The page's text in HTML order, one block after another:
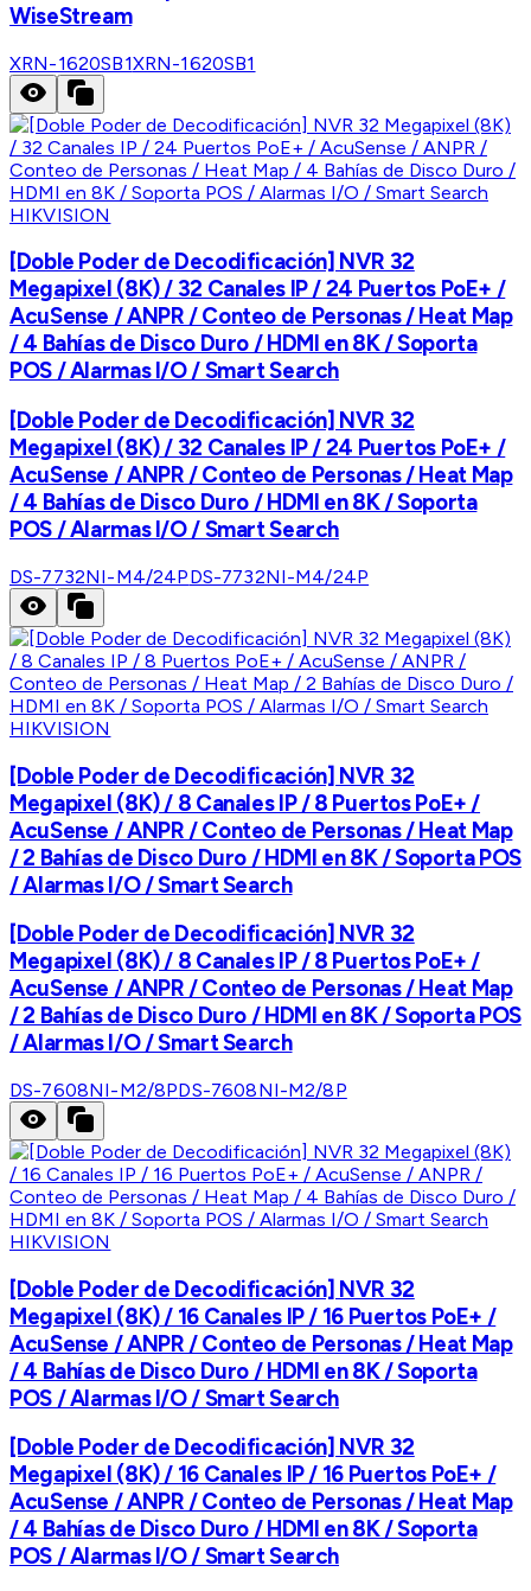
WiseStream
XRN-1620SB1XRN-1620SB1
HIKVISION
[Doble Poder de Decodificación] NVR 32
Megapixel (8K) / 32 Canales IP / 24 Puertos PoE+ /
AcuSense / ANPR / Conteo de Personas / Heat Map
/ 4 Bahías de Disco Duro / HDMI en 8K / Soporta
POS / Alarmas I/O / Smart Search
[Doble Poder de Decodificación] NVR 32
Megapixel (8K) / 32 Canales IP / 24 Puertos PoE+ /
AcuSense / ANPR / Conteo de Personas / Heat Map
/ 4 Bahías de Disco Duro / HDMI en 8K / Soporta
POS / Alarmas I/O / Smart Search
DS-7732NI-M4/24PDS-7732NI-M4/24P
HIKVISION
[Doble Poder de Decodificación] NVR 32
Megapixel (8K) / 8 Canales IP / 8 Puertos PoE+ /
AcuSense / ANPR / Conteo de Personas / Heat Map
/ 2 Bahías de Disco Duro / HDMI en 8K / Soporta POS
/ Alarmas I/O / Smart Search
[Doble Poder de Decodificación] NVR 32
Megapixel (8K) / 8 Canales IP / 8 Puertos PoE+ /
AcuSense / ANPR / Conteo de Personas / Heat Map
/ 2 Bahías de Disco Duro / HDMI en 8K / Soporta POS
/ Alarmas I/O / Smart Search
DS-7608NI-M2/8PDS-7608NI-M2/8P
HIKVISION
[Doble Poder de Decodificación] NVR 32
Megapixel (8K) / 16 Canales IP / 16 Puertos PoE+ /
AcuSense / ANPR / Conteo de Personas / Heat Map
/ 4 Bahías de Disco Duro / HDMI en 8K / Soporta
POS / Alarmas I/O / Smart Search
[Doble Poder de Decodificación] NVR 32
Megapixel (8K) / 16 Canales IP / 16 Puertos PoE+ /
AcuSense / ANPR / Conteo de Personas / Heat Map
/ 4 Bahías de Disco Duro / HDMI en 8K / Soporta
POS / Alarmas I/O / Smart Search